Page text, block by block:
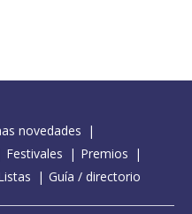
novedades
Festivales
Premios
Guía / directorio